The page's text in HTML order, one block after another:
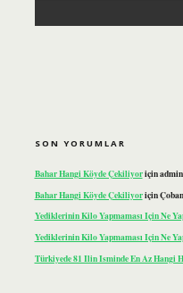
SON YORUMLAR
Bahar Hangi Köyde Çekiliyoriçinadmin
Bahar Hangi Köyde ÇekiliyoriçinÇoban
Yediklerinin Kilo Yapmaması Için Ne
Yediklerinin Kilo Yapmaması Için Ne
Türkiyede 81 Ilin Isminde En Az Hangi